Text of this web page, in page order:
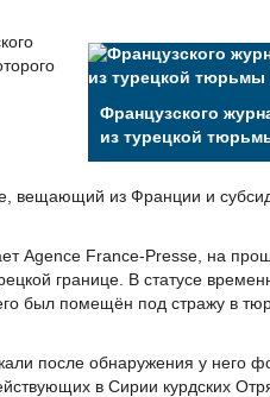
Французского
из турецкой
вещающий из Франции и
Agence France-Presse, на
границе. В статусе
был помещён под стражу в
после обнаружения у него
в Сирии курдских